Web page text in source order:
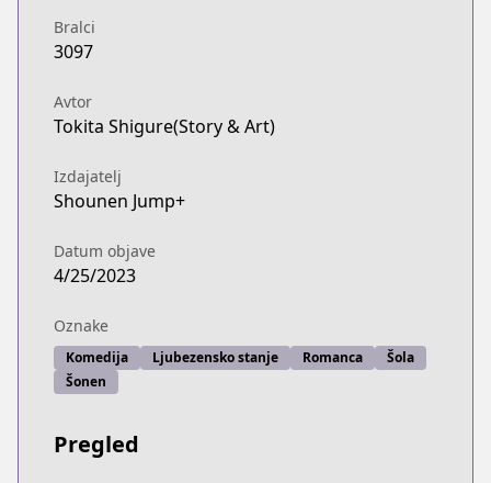
Bralci
3097
Avtor
Tokita Shigure(Story & Art)
Izdajatelj
Shounen Jump+
Datum objave
4/25/2023
Oznake
Komedija Ljubezensko stanje Romanca
Šola
Šonen
Pregled